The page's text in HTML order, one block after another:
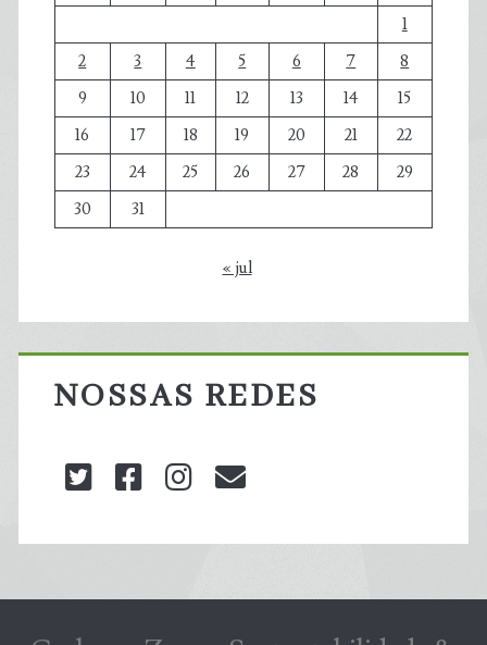
1
2
3 4 5 6 7
8
9
10 11 12 13 14
15
16
17 18 19 20 21
22
23
24 25 26 27 28
29
30
31
« jul
NOSSAS REDES
twitterfacebookinstagram